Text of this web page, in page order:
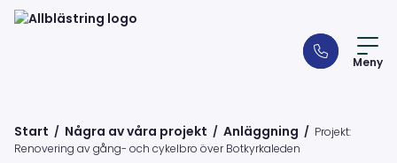
Meny
Start / Några av våra projekt / Anläggning / Projekt:
Renovering av gång- och cykelbro över Botkyrkaleden